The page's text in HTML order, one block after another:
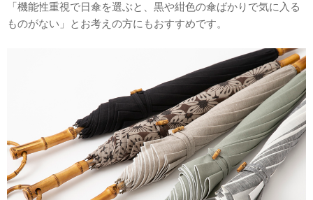
「機能性重視で日傘を選ぶと、黒や紺色の傘ばかりで気に入る
ものがない」とお考えの方にもおすすめです。